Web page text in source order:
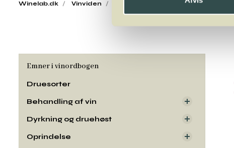
Winelab.dk Vinviden Druesorter
Emner i vinordbogen
Druesorter
Behandling af vin
Dyrkning og druehøst
Oprindelse